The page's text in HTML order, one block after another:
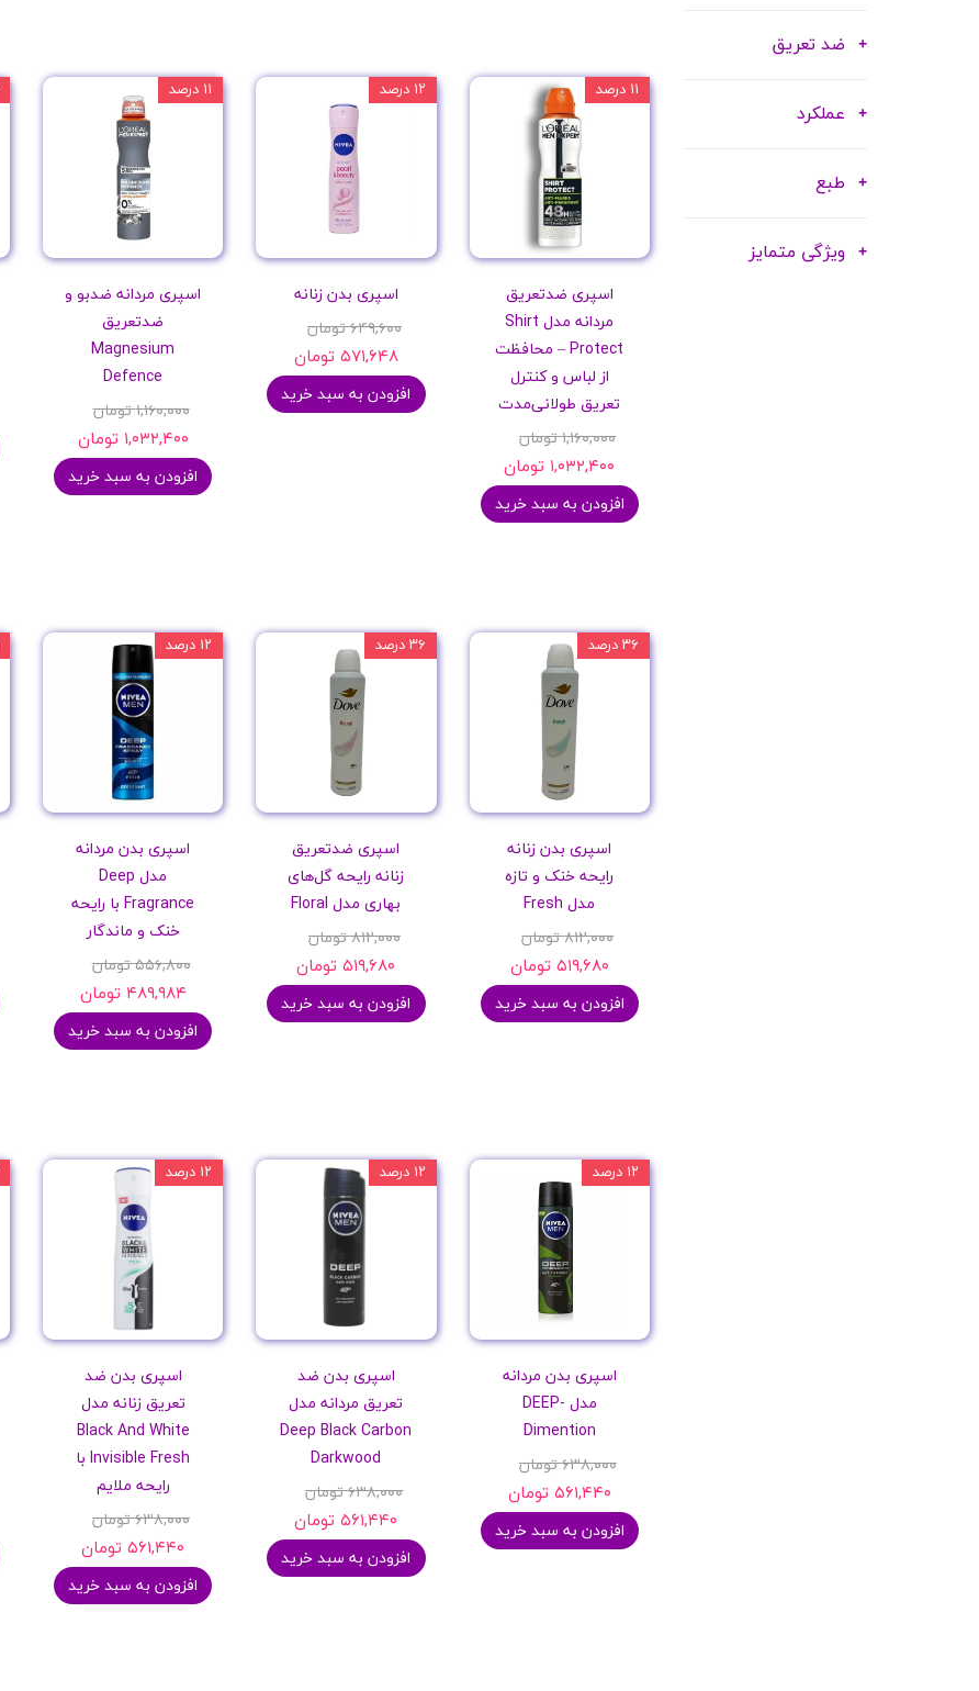
ضد تعریق
عملکرد
طبع
ویژگی متمایز
اسپری ضدتعریق
مردانه مدل Shirt
Protect – محافظت
از لباس و کنترل
تعریق طولانی‌مدت
۱,۱۶۰,۰۰۰ تومان
۱,۰۳۲,۴۰۰ تومان
افزودن به سبد خرید
۱۱ درصد
اسپری بدن زنانه
۶۴۹,۶۰۰ تومان
۵۷۱,۶۴۸ تومان
افزودن به سبد خرید
۱۲ درصد
اسپری مردانه ضدبو و
ضدتعریق
Magnesium
Defence
۱,۱۶۰,۰۰۰ تومان
۱,۰۳۲,۴۰۰ تومان
افزودن به سبد خرید
۱۱ درصد
اسپری بدن زنانه
رایحه خنک و تازه
مدل Fresh
۸۱۲,۰۰۰ تومان
۵۱۹,۶۸۰ تومان
افزودن به سبد خرید
۳۶ درصد
اسپری ضدتعریق
زنانه رایحه گل‌های
بهاری مدل Floral
۸۱۲,۰۰۰ تومان
۵۱۹,۶۸۰ تومان
افزودن به سبد خرید
۳۶ درصد
اسپری بدن مردانه
مدل Deep
Fragrance با رایحه
خنک و ماندگار
۵۵۶,۸۰۰ تومان
۴۸۹,۹۸۴ تومان
افزودن به سبد خرید
۱۲ درصد
اسپری بدن مردانه
مدل DEEP-
Dimention
۶۳۸,۰۰۰ تومان
۵۶۱,۴۴۰ تومان
افزودن به سبد خرید
۱۲ درصد
اسپری بدن ضد
تعریق مردانه مدل
Deep Black Carbon
Darkwood
۶۳۸,۰۰۰ تومان
۵۶۱,۴۴۰ تومان
افزودن به سبد خرید
۱۲ درصد
اسپری بدن ضد
تعریق زنانه مدل
Black And White
Invisible Fresh با
رایحه ملایم
۶۳۸,۰۰۰ تومان
۵۶۱,۴۴۰ تومان
افزودن به سبد خرید
۱۲ درصد